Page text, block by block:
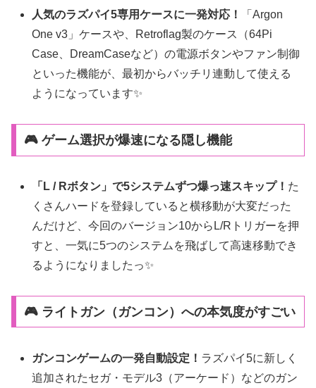
人気のラズパイ5専用ケースに一発対応！
「Argon
One v3」ケースや、Retroflag製のケース（64Pi
Case、DreamCaseなど）の電源ボタンやファン制御
といった機能が、最初からバッチリ連動して使える
ようになっています✨
🎮 ゲーム選択が爆速になる隠し機能
「L / Rボタン」で5システムずつ爆っ速スキップ！ た
くさんハードを登録していると横移動が大変だった
んだけど、今回のバージョン10からL/Rトリガーを押
すと、一気に5つのシステムを飛ばして高速移動でき
るようになりましたっ✨
🎮 ライトガン（ガンコン）への本気度がすごい
ガンコンゲームの一発自動設定！ ラズパイ5に新しく
追加されたセガ・モデル3（アーケード）などのガン